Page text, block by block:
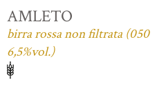
AMLETO
birra rossa non filtrata (050
6,5%vol.)